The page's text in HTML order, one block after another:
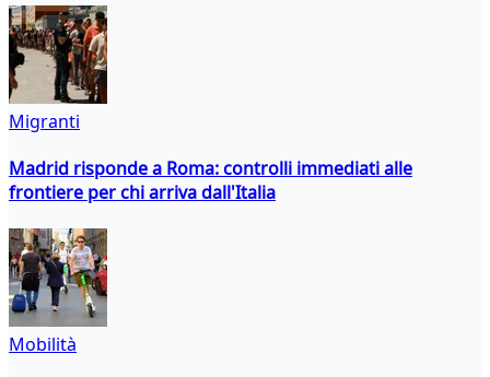
Migranti
Madrid risponde a Roma: controlli immediati alle
frontiere per chi arriva dall'Italia
Mobilità